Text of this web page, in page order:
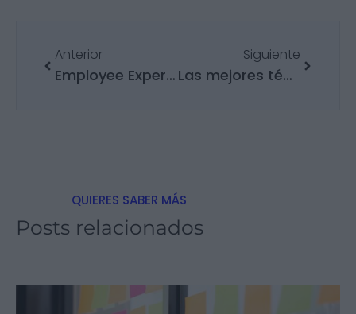
Anterior
Employee Experience: cómo medirla y mejorarla
Siguiente
Las mejores técnicas de estudio que te sorprenderán
QUIERES SABER MÁS
Posts relacionados